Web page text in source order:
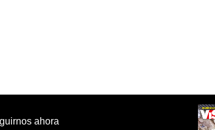
ahora